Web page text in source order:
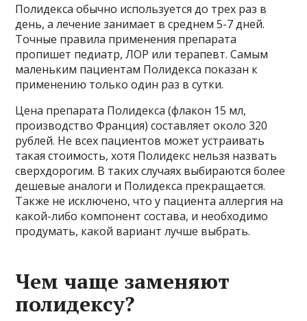
Полидекса обычно используется до трех раз в
день, а лечение занимает в среднем 5-7 дней.
Точные правила применения препарата
пропишет педиатр, ЛОР или терапевт. Самым
маленьким пациентам Полидекса показан к
применению только один раз в сутки.
Цена препарата Полидекса (флакон 15 мл,
производство Франция) составляет около 320
рублей. Не всех пациентов может устраивать
такая стоимость, хотя Полидекс нельзя назвать
сверхдорогим. В таких случаях выбираются более
дешевые аналоги и Полидекса прекращается.
Также не исключено, что у пациента аллергия на
какой-либо компонент состава, и необходимо
продумать, какой вариант лучше выбрать.
Чем чаще заменяют
полидексу?